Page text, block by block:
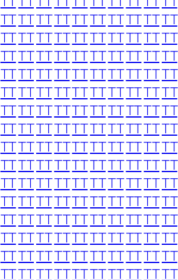
TTTTTTTTTTTTTTTTTTTT
TTTTTTTTTTTTTTTTTTTT
TTTTTTTTTTTTTTTTTTTT
TTTTTTTTTTTTTTTTTTTT
TTTTTTTTTTTTTTTTTTTT
TTTTTTTTTTTTTTTTTTTT
TTTTTTTTTTTTTTTTTTTT
TTTTTTTTTTTTTTTTTTTT
TTTTTTTTTTTTTTTTTTTT
TTTTTTTTTTTTTTTTTTTT
TTTTTTTTTTTTTTTTTTTT
TTTTTTTTTTTTTTTTTTTT
TTTTTTTTTTTTTTTTTTTT
TTTTTTTTTTTTTTTTTTTT
TTTTTTTTTTTTTTTTTTTT